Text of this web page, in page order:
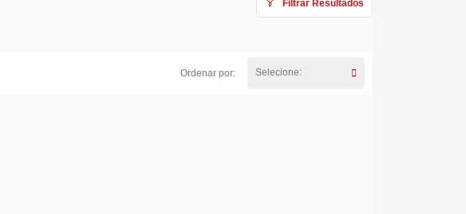
Filtrar Resultados
Ordenar por: Selecione: